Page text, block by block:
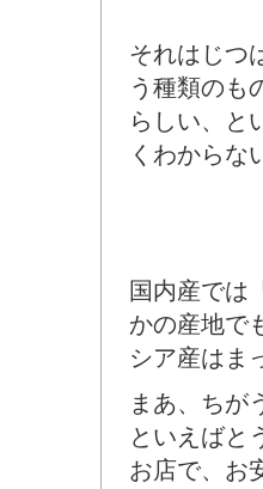
それはじつ
う種類のも
らしい、と
くわからな
国内産では
かの産地で
シア産はま
まあ、ちが
といえばと
お店で、お